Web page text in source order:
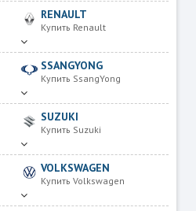
RENAULT
Купить Renault
SSANGYONG
Купить SsangYong
SUZUKI
Купить Suzuki
VOLKSWAGEN
Купить Volkswagen